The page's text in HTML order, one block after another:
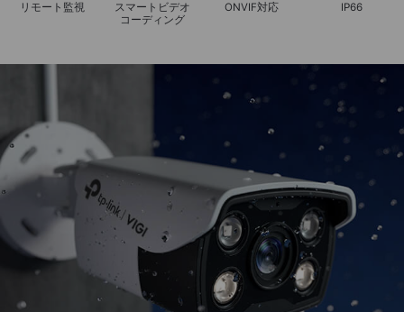
リモート監視
スマートビデオ
コーディング
ONVIF対応 IP66